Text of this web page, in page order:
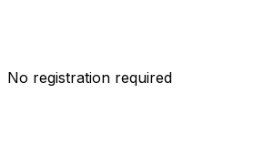
No registration required